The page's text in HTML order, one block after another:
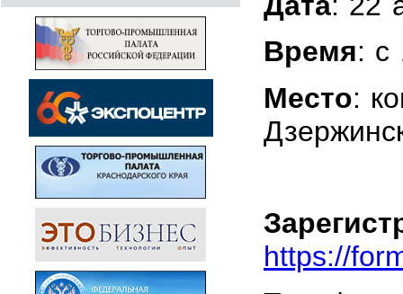
Время: с
Место:
https://